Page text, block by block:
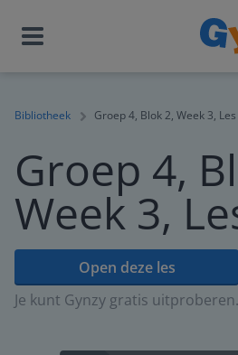
Bibliotheek Groep 4, Blok 2, Week 3, Les
Groep 4,
Week 3,
Open deze les
Je kunt Gynzy gratis uitproberen.